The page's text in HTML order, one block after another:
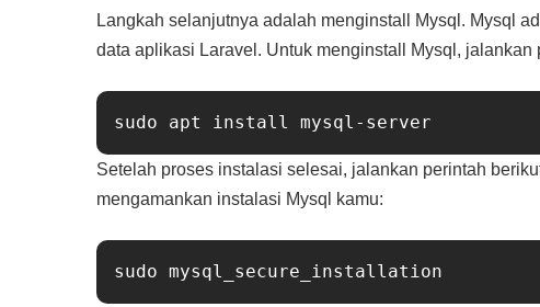
Langkah selanjutnya adalah menginstall Mysql. Mysql
data aplikasi Laravel. Untuk menginstall Mysql, jalankan
Setelah proses instalasi selesai, jalankan perintah
mengamankan instalasi Mysql kamu: